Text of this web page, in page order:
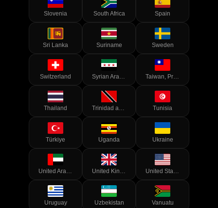
Slovenia South Africa Spain
Sri Lanka Suriname Sweden
Switzerland Syrian Arab Republic Taiwan, Province of China
Thailand Trinidad and Tobago Tunisia
Türkiye Uganda Ukraine
United Arab Emirates United Kingdom of Great Britain and Northern Ireland United States of America
Uruguay Uzbekistan Vanuatu